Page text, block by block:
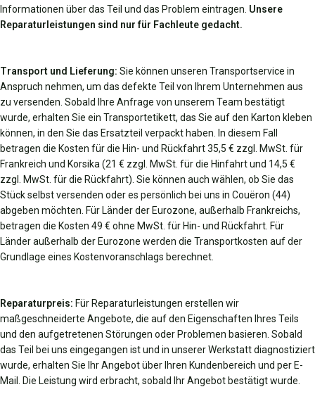
Informationen über das Teil und das Problem eintragen. Unsere
Reparaturleistungen sind nur für Fachleute gedacht.
Transport und Lieferung: Sie können unseren Transportservice in
Anspruch nehmen, um das defekte Teil von Ihrem Unternehmen aus
zu versenden. Sobald Ihre Anfrage von unserem Team bestätigt
wurde, erhalten Sie ein Transportetikett, das Sie auf den Karton kleben
können, in den Sie das Ersatzteil verpackt haben. In diesem Fall
betragen die Kosten für die Hin- und Rückfahrt 35,5 € zzgl. MwSt. für
Frankreich und Korsika (21 € zzgl. MwSt. für die Hinfahrt und 14,5 €
zzgl. MwSt. für die Rückfahrt). Sie können auch wählen, ob Sie das
Stück selbst versenden oder es persönlich bei uns in Couëron (44)
abgeben möchten. Für Länder der Eurozone, außerhalb Frankreichs,
betragen die Kosten 49 € ohne MwSt. für Hin- und Rückfahrt. Für
Länder außerhalb der Eurozone werden die Transportkosten auf der
Grundlage eines Kostenvoranschlags berechnet.
Reparaturpreis: Für Reparaturleistungen erstellen wir
maßgeschneiderte Angebote, die auf den Eigenschaften Ihres Teils
und den aufgetretenen Störungen oder Problemen basieren. Sobald
das Teil bei uns eingegangen ist und in unserer Werkstatt diagnostiziert
wurde, erhalten Sie Ihr Angebot über Ihren Kundenbereich und per E-
Mail. Die Leistung wird erbracht, sobald Ihr Angebot bestätigt wurde.